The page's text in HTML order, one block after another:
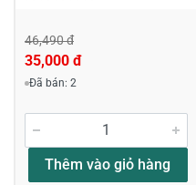
46,490 đ
35,000 đ
Đã bán: 2
Thêm vào giỏ hàng